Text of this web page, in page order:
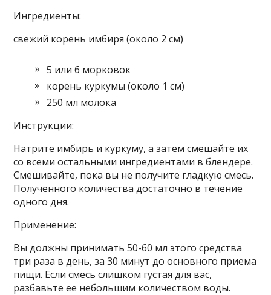
Ингредиенты:
свежий корень имбиря (около 2 см)
5 или 6 морковок
корень куркумы (около 1 см)
250 мл молока
Инструкции:
Натрите имбирь и куркуму, а затем смешайте их
со всеми остальными ингредиентами в блендере.
Смешивайте, пока вы не получите гладкую смесь.
Полученного количества достаточно в течение
одного дня.
Применение:
Вы должны принимать 50-60 мл этого средства
три раза в день, за 30 минут до основного приема
пищи. Если смесь слишком густая для вас,
разбавьте ее небольшим количеством воды.